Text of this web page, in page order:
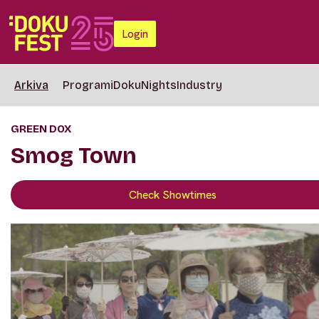
Login
Arkiva ProgramiDokuNightsIndustry
GREEN DOX
Smog Town
Check Showtimes